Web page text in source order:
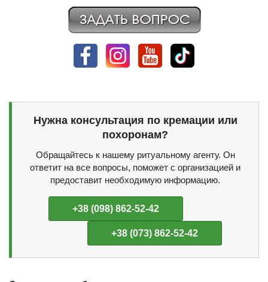
Нужна консультация по кремации или
похоронам?
Обращайтесь к нашему ритуальному агенту. Он
ответит на все вопросы, поможет с организацией и
предоставит необходимую информацию.
+38 (098) 862-52-42
+38 (073) 862-52-42